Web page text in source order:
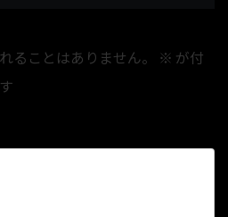
ることはありません。 ※ が付